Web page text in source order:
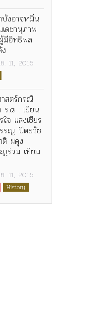
บังอาจหมิ่น
ดชานุภาพ
มีอิทธิพล
. 11, 2016
สตร์กรณี
ร.๘ : เขียน
จ แสงเชียร
รญ ปีตธวัช
ติ ผดุง
ร่วม เทียม
. 11, 2016
History